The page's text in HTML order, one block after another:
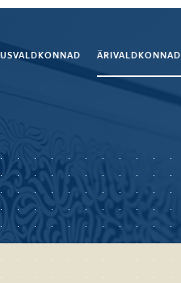
ÄRIVALDKONNAD